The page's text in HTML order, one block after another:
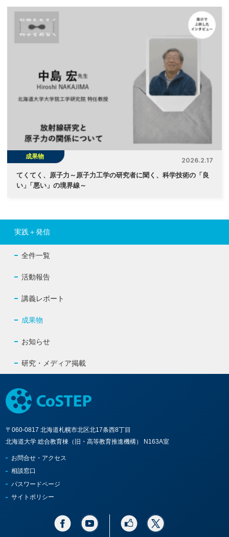
成果物
2026.2.17
てくてく、原子力～原子力工学の研究者に聞く、科学技術の「良
い」 「悪い」の境界線～
実践＋発信
全件一覧
活動報告
講義レポート
成果物
お知らせ
研究・メディア掲載
〒060-0817 北海道札幌市北区北17条西8丁目
北海道大学 総合教育棟（旧・高等教育推進機構） N163A室
お問合せ・アクセス
相談窓口
パスワードページ
サイトポリシー